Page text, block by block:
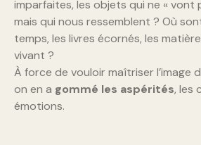
imparfaites, les objets qui ne « vont
mais qui nous ressemblent ? Où
temps, les livres écornés, les
vivant ?
À force de vouloir maîtriser l’image
on en a gommé les aspérités, les
émotions.